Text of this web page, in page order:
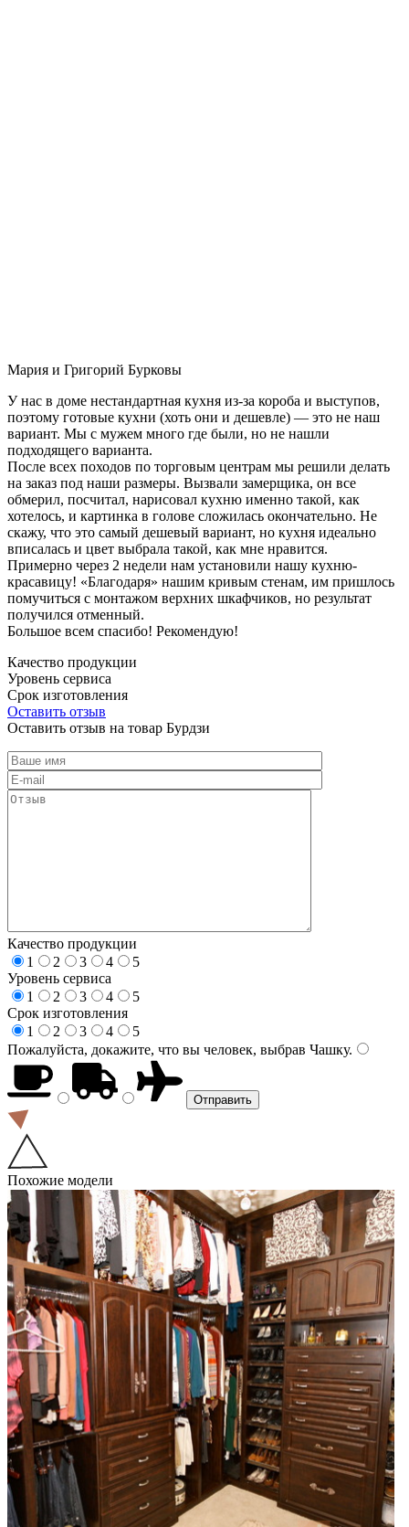
Мария и Григорий Бурковы
У нас в доме нестандартная кухня из-за короба и выступов,
поэтому готовые кухни (хоть они и дешевле) — это не наш
вариант. Мы с мужем много где были, но не нашли
подходящего варианта.
После всех походов по торговым центрам мы решили делать
на заказ под наши размеры. Вызвали замерщика, он все
обмерил, посчитал, нарисовал кухню именно такой, как
хотелось, и картинка в голове сложилась окончательно. Не
скажу, что это самый дешевый вариант, но кухня идеально
вписалась и цвет выбрала такой, как мне нравится.
Примерно через 2 недели нам установили нашу кухню-
красавицу! «Благодаря» нашим кривым стенам, им пришлось
помучиться с монтажом верхних шкафчиков, но результат
получился отменный.
Большое всем спасибо! Рекомендую!
Качество продукции
Уровень сервиса
Срок изготовления
Оставить отзыв
Оставить отзыв на товар Бурдзи
Качество продукции
1
2 3 4
5
Уровень сервиса
1
2 3 4
5
Срок изготовления
1
2 3 4
5
Пожалуйста, докажите, что вы человек, выбрав Чашку.
Похожие модели